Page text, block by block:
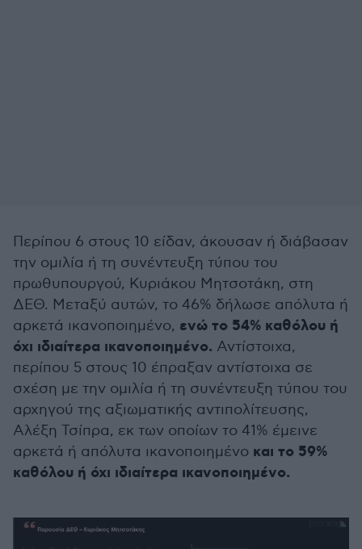
Περίπου 6 στους 10 είδαν, άκουσαν ή διάβασαν
την ομιλία ή τη συνέντευξη τύπου του
πρωθυπουργού, Κυριάκου Μητσοτάκη, στη
ΔΕΘ. Μεταξύ αυτών, το 46% δήλωσε απόλυτα ή
αρκετά ικανοποιημένο, ενώ το 54% καθόλου ή
όχι ιδιαίτερα ικανοποιημένο. Αντίστοιχα,
περίπου 5 στους 10 έπραξαν αντίστοιχα σε
σχέση με την ομιλία ή τη συνέντευξη τύπου του
αρχηγού της αξιωματικής αντιπολίτευσης,
Αλέξη Τσίπρα, εκ των οποίων το 41% έμεινε
αρκετά ή απόλυτα ικανοποιημένο και το 59%
καθόλου ή όχι ιδιαίτερα ικανοποιημένο.